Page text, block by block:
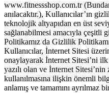
www.fitnessshop.com.tr
anılacaktır.), Kullanıcılar’ın
teknolojik altyapıdan en üst
sağlanabilmesi amacıyla
Politikamız da Gizlilik
Kullanıcılar, İnternet Sitesi
onaylayarak İnternet Sitesi’ni
yazılı olan ve İnternet
kullanılmasına ilişkin önemli
anlamış ve tamamını ayrılmaz